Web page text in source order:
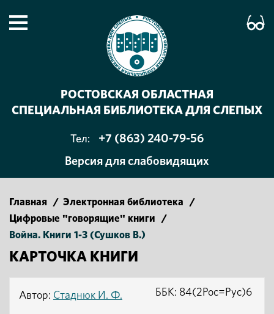
РОСТОВСКАЯ ОБЛАСТНАЯ
СПЕЦИАЛЬНАЯ БИБЛИОТЕКА ДЛЯ СЛЕПЫХ
Тел:
+7 (863) 240-79-56
Версия для слабовидящих
Главная / Электронная библиотека
/
Цифровые "говорящие" книги
/
Война. Книги 1-3 (Сушков В.)
КАРТОЧКА КНИГИ
Автор: Стаднюк И. Ф. ББК: 84(2Рос=Рус)6